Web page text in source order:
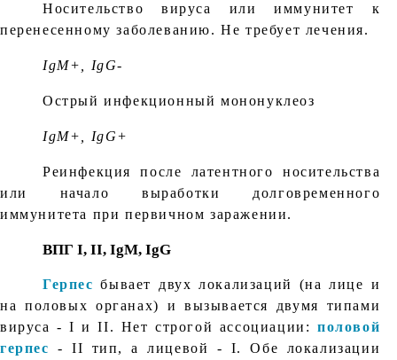
Носительство вируса или иммунитет к
перенесенному заболеванию. Не требует лечения.
IgM+, IgG-
Острый инфекционный мононуклеоз
IgM+, IgG+
Реинфекция после латентного носительства
или начало выработки долговременного
иммунитета при первичном заражении.
ВПГ I, II, IgM, IgG
Герпес бывает двух локализаций (на лице и
на половых органах) и вызывается двумя типами
вируса - I и II. Нет строгой ассоциации: половой
герпес - II тип, а лицевой - I. Обе локализации